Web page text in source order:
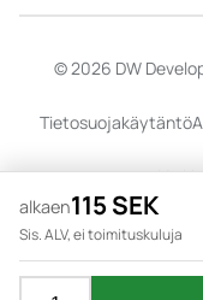
alkaen115 SEK
Sis. ALV, ei toimituskuluja
© 2026 DW
Tietosuojakäytäntö